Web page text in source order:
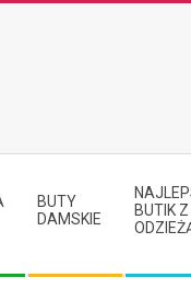
BUTY
DAMSKIE
BUTIK Z